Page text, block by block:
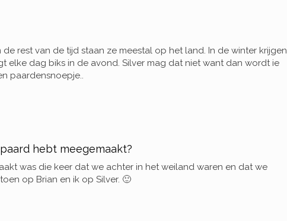
rest van de tijd staan ze meestal op het land. In de winter krijgen
elke dag biks in de avond. Silver mag dat niet want dan wordt ie
paardensnoepje..
hebt meegemaakt?
was die keer dat we achter in het weiland waren en dat we
op Brian en ik op Silver. 🙂